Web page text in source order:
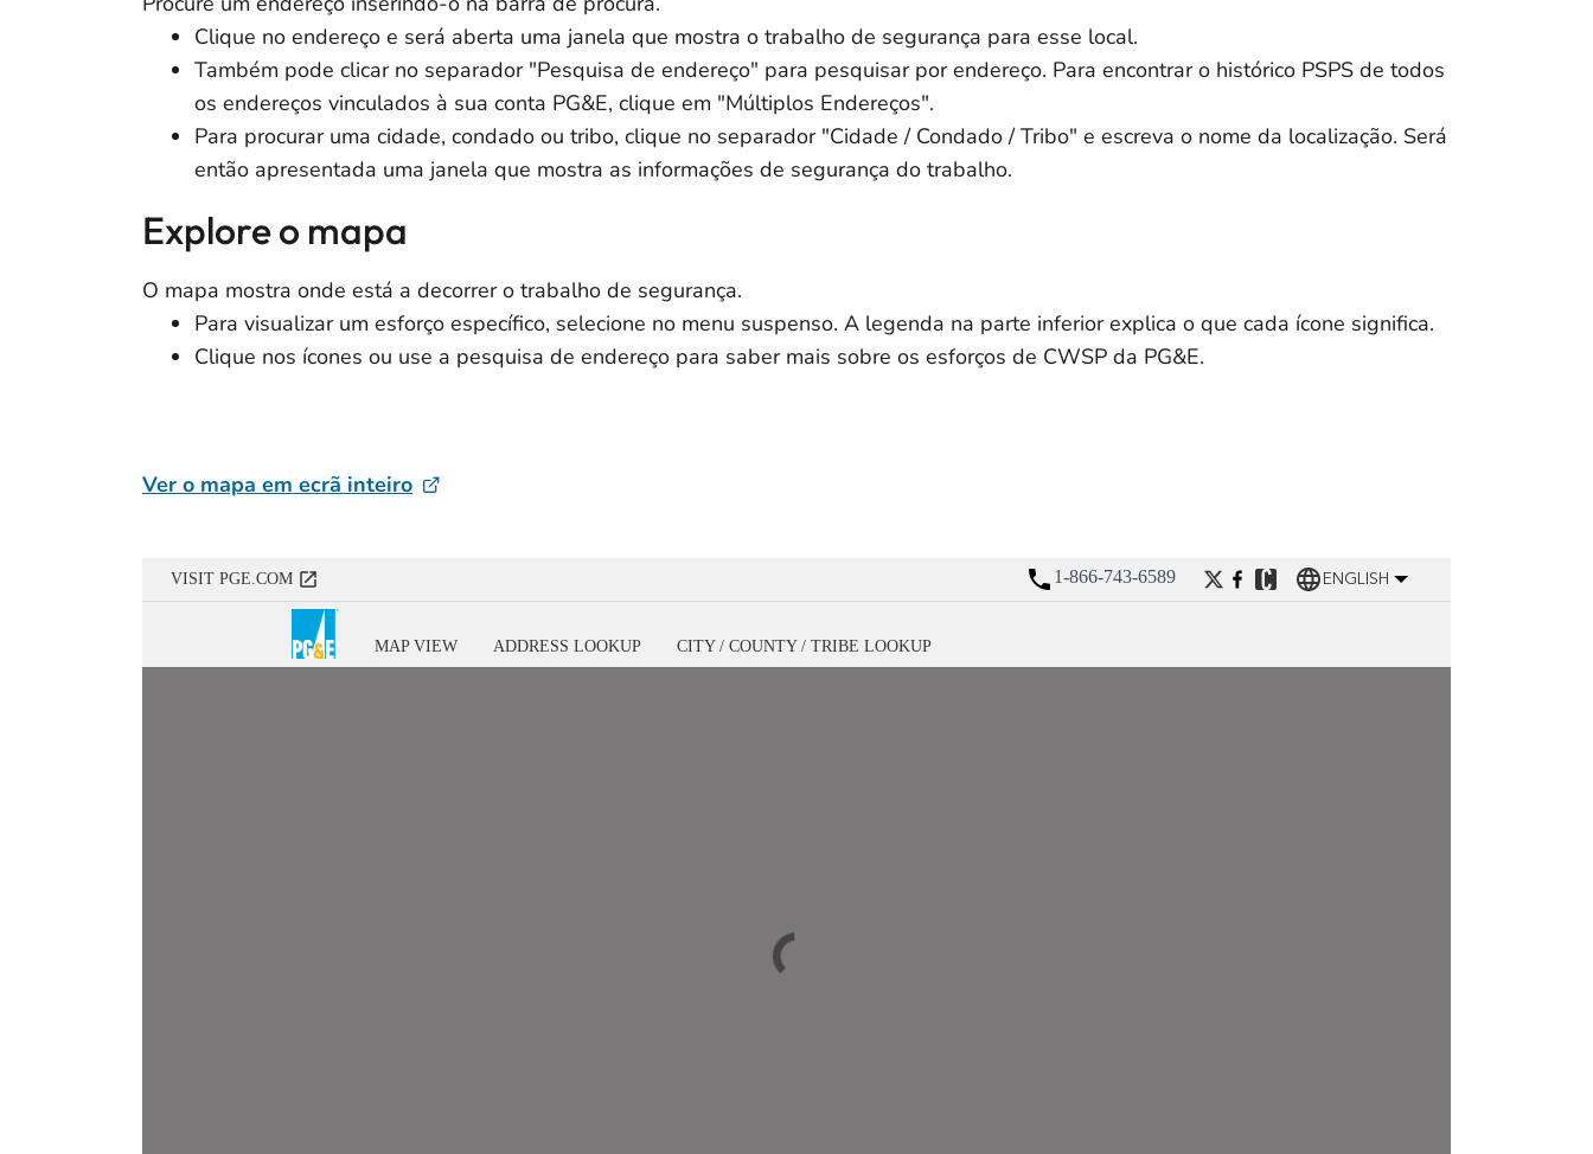
Clique no endereço e será aberta uma janela que mostra o trabalho de segurança para esse local.
Também pode clicar no separador "Pesquisa de endereço" para pesquisar por endereço. Para encontrar o histórico PSPS de todos
os endereços vinculados à sua conta PG&E, clique em "Múltiplos Endereços".
Para procurar uma cidade, condado ou tribo, clique no separador "Cidade / Condado / Tribo" e escreva o nome da localização. Será
então apresentada uma janela que mostra as informações de segurança do trabalho.
Explore o mapa
O mapa mostra onde está a decorrer o trabalho de segurança.
Para visualizar um esforço específico, selecione no menu suspenso. A legenda na parte inferior explica o que cada ícone significa.
Clique nos ícones ou use a pesquisa de endereço para saber mais sobre os esforços de CWSP da PG&E.
Ver o mapa em ecrã inteiro